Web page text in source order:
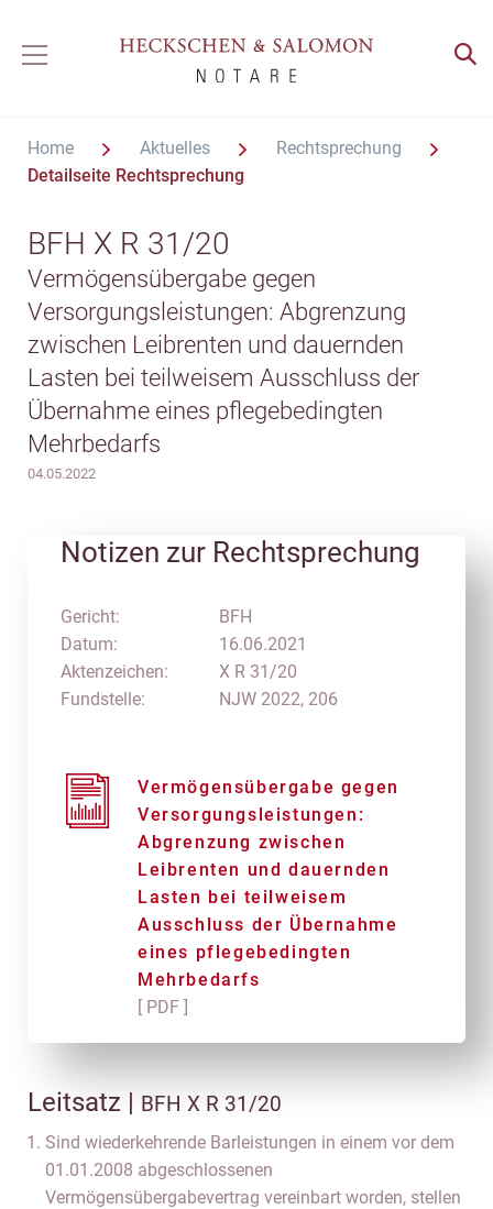
Home Aktuelles
Rechtsprechung
Detailseite Rechtsprechung
BFH X R 31/20
Vermögensübergabe gegen
Versorgungsleistungen: Abgrenzung
zwischen Leibrenten und dauernden
Lasten bei teilweisem Ausschluss der
Übernahme eines pflegebedingten
Mehrbedarfs
04.05.2022
Notizen zur Rechtsprechung
Gericht:
Datum:
Aktenzeichen:
Fundstelle:
BFH
16.06.2021
X R 31/20
NJW 2022, 206
Vermögensübergabe gegen
Versorgungsleistungen:
Abgrenzung zwischen
Leibrenten und dauernden
Lasten bei teilweisem
Ausschluss der Übernahme
eines pflegebedingten
Mehrbedarfs
[ PDF ]
Leitsatz | BFH X R 31/20
Sind wiederkehrende Barleistungen in einem vor dem
01.01.2008 abgeschlossenen
Vermögensübergabevertrag vereinbart worden, stellen